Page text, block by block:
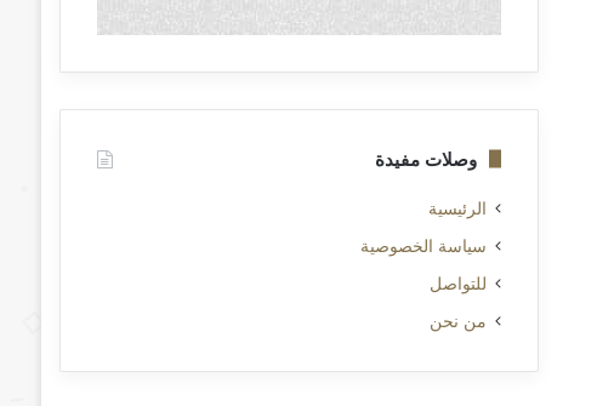
وصلات مفيدة
الرئيسية
سياسة الخصوصية
للتواصل
من نحن